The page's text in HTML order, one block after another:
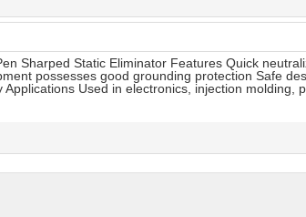
Sharped Static Eliminator Features Quick
possesses good grounding protection Safe
Used in electronics, injection molding,